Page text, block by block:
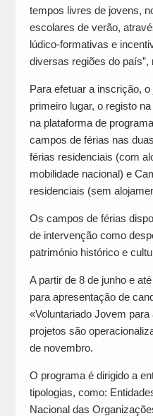
tempos livres de jovens,
escolares de verão,
lúdico-formativas e
diversas regiões do país”,
Para efetuar a inscrição,
primeiro lugar, o registo
na plataforma de
campos de férias nas
férias residenciais (com
mobilidade nacional) e
residenciais (sem
Os campos de férias
de intervenção como
património histórico e
A partir de 8 de junho e
para apresentação de
«Voluntariado Jovem
projetos são
de novembro.
O programa é dirigido a
tipologias, como:
Nacional das